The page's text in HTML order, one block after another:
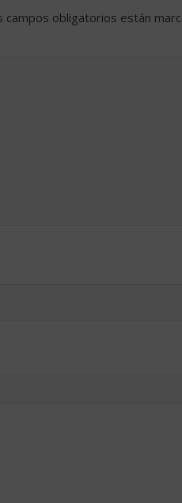
campos obligatorios están